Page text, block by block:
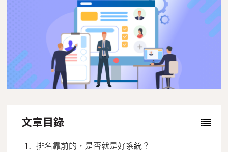
立即註冊
文章目錄
排名靠前的，是否就是好系統？